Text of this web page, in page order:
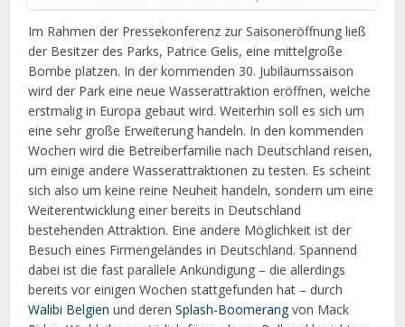
Im Rahmen der Pressekonferenz zur Saisoneröffnung ließ
der Besitzer des Parks, Patrice Gelis, eine mittelgroße
Bombe platzen. In der kommenden 30. Jubiläumssaison
wird der Park eine neue Wasserattraktion eröffnen, welche
erstmalig in Europa gebaut wird. Weiterhin soll es sich um
eine sehr große Erweiterung handeln. In den kommenden
Wochen wird die Betreiberfamilie nach Deutschland reisen,
um einige andere Wasserattraktionen zu testen. Es scheint
sich also um keine reine Neuheit handeln, sondern um eine
Weiterentwicklung einer bereits in Deutschland
bestehenden Attraktion. Eine andere Möglichkeit ist der
Besuch eines Firmengeländes in Deutschland. Spannend
dabei ist die fast parallele Ankündigung – die allerdings
bereits vor einigen Wochen stattgefunden hat – durch
Walibi Belgien und derenSplash-Boomerangvon Mack